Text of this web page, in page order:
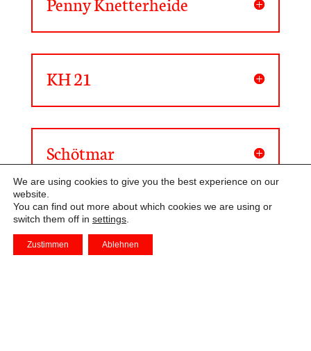
KH 21
Schötmar
Marktkauf
We are using cookies to give you the best experience on our
website.
You can find out more about which cookies we are using or
switch them off in settings
Zustimmen Ablehnen